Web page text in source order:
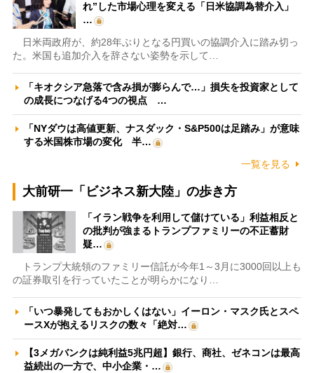
れ”した市場心理を変える「日米協調為替介入」
…
日米両政府が、約28年ぶりとなる円買いの協調介入に踏み切っ
た。米国も追加介入を辞さない姿勢を示して…
「キオクシア急落で含み損が膨らんで…」損失を投資家として
の成長につなげる4つの視点 …
「NYダウは高値更新、ナスダック・S&P500は足踏み」が意味
する米国株市場の変化 半…
一覧を見る
大前研一「ビジネス新大陸」の歩き方
「イラン戦争を利用して儲けている」利益相反と
の批判が強まるトランプファミリーの不正蓄財
疑…
トランプ大統領のファミリー信託が今年1～3月に3000回以上も
の証券取引を行っていたことが明らかになり…
「いつ暴発してもおかしくはない」イーロン・マスク氏とスペ
ースXが抱えるリスクの数々「絶対…
【3メガバンクは純利益5兆円超】銀行、商社、ゼネコンは最高
益続出の一方で、中小企業・…